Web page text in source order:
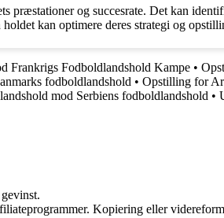
og succesrate. Det kan
kan optimere deres strategi og
Frankrigs Fodboldlandshold Kampe •
fodboldlandshold • Opstilling for
mod Serbiens fodboldlandshold •
Kopiering eller